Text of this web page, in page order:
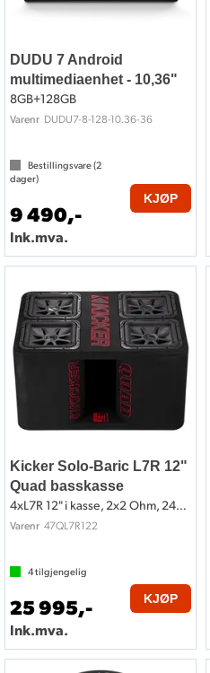
DUDU 7 Android
multimediaenhet - 10,36"
8GB+128GB
Varenr DUDU7-8-128-10.36-36
Bestillingsvare (2
dager)
9 490,-
Ink.mva.
KJØP
Kicker Solo-Baric L7R 12"
Quad basskasse
4xL7R 12" i kasse, 2x2 Ohm, 2400W RMS
Varenr 47QL7R122
4tilgjengelig
25 995,-
Ink.mva.
KJØP